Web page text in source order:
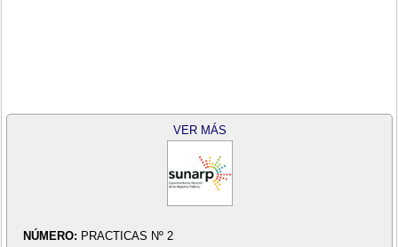
VER MÁS
NÚMERO: PRACTICAS Nº 2